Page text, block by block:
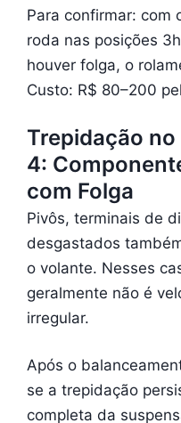
Para confirmar: com
roda nas posições
houver folga, o
Custo: R$ 80–200
Trepidação no
4:
com Folga
Pivôs, terminais de
desgastados
o volante. Nesses
geralmente não é
irregular.
Após o
se a trepidação
completa da